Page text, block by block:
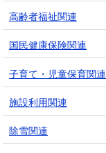
高齢者福祉関連
国民健康保険関連
子育て・児童保育関連
施設利用関連
除雪関連